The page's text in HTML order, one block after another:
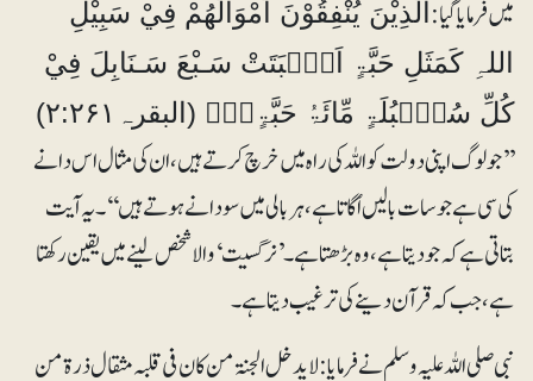
میں فرمایا گیا:الَّذِيْنَ يُنْفِقُوْنَ اَمْوَالَھُمْ فِيْ سَبِيْلِ
اللہِ كَمَثَلِ حَبَّۃٍ اَنْۢبَتَتْ سَـبْعَ سَـنَابِلَ فِيْ
كُلِّ سُنْۢبُلَۃٍ مِّائَۃُ حَبَّۃٍ۝۰ۭ (البقرہ۲:۲۶۱)
’’جو لوگ اپنی دولت کو اللہ کی راہ میں خرچ کرتے ہیں، ان کی مثال اس دانے
کی سی ہے جو سات بالیں اُگاتا ہے، ہر بالی میں سو دانے ہوتے ہیں‘‘ ۔ یہ آیت
بتاتی ہے کہ جو دیتا ہے، وہ بڑھتا ہے۔ ’نرگسیت‘ والا شخص لینے میں یقین رکھتا
ہے،جب کہ قرآن دینے کی ترغیب دیتا ہے۔
نبی صلی اللہ علیہ وسلم نے فرمایا: لا یدخل الجنۃ من کان فی قلبہ مثقال ذرۃ من